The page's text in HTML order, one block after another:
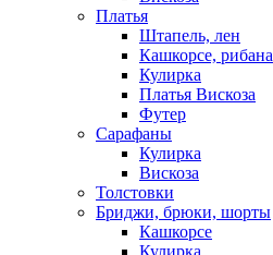
Платья
Штапель, лен
Кашкорсе, рибана
Кулирка
Платья Вискоза
Футер
Сарафаны
Кулирка
Вискоза
Толстовки
Бриджи, брюки, шорты
Кашкорсе
Кулирка